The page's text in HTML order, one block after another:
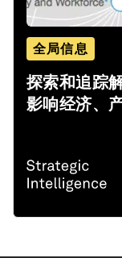
全局信息
探索和追踪
影响经济、